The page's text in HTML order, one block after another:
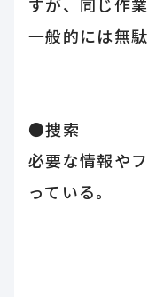
すが、同じ作
一般的には無
●捜索
必要な情報や
っている。